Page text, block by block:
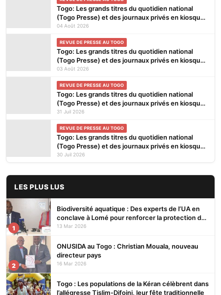
Togo: Les grands titres du quotidien national
(Togo Presse) et des journaux privés en kiosques
ce mardi 4 Août 2026
04 Août 2026
REVUE DE PRESSE AU TOGO
Togo: Les grands titres du quotidien national
(Togo Presse) et des journaux privés en kiosques
ce lundi 3 Août 2026
03 Août 2026
REVUE DE PRESSE AU TOGO
Togo: Les grands titres du quotidien national
(Togo Presse) et des journaux privés en kiosques
ce vendredi 31 Juillet 2026
31 Juil 2026
REVUE DE PRESSE AU TOGO
Togo: Les grands titres du quotidien national
(Togo Presse) et des journaux privés en kiosques
ce jeudi 30 Juillet 2026
30 Juil 2026
LES PLUS LUS
1
Biodiversité aquatique : Des experts de l’UA en
conclave à Lomé pour renforcer la protection des
écosystèmes
13 Mar 2026
2
ONUSIDA au Togo : Christian Mouala, nouveau
directeur pays
16 Mar 2026
Togo : Les populations de la Kéran célèbrent dans
l’allégresse Tislim-Difoini, leur fête traditionnelle